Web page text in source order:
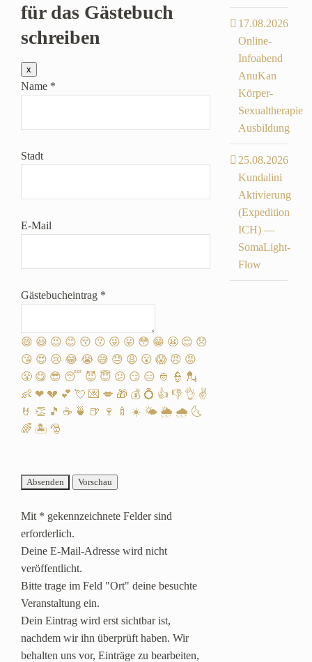
für das Gästebuch
schreiben
x
Formular
ausblenden
Name *
Stadt
E-Mail
Gästebucheintrag *
😄 😃 😉 😊 😚 😗 😜 😛 😳 😁 😬 😌 😞
😘 😍 😢 😂 😭 😅 😓 😩 😮 😱 😠 😡
😤 😋 😎 😴 😈 😇 😕 😏 😑 👲 👮 💂
👶 ❤ 💔 💕 💘 💌 💋 🎁 💰 💍 👍 👎 👌 ✌️
🤘 👏 🎵 ☕️ 🍵 🍺 🍷 🍼 ☀️ 🌤 🌦 🌧 🌜
🌈 🏝 🎅
Mit * gekennzeichnete Felder sind
erforderlich.
Deine E-Mail-Adresse wird nicht
veröffentlicht.
Bitte trage im Feld "Ort" deine besuchte
Veranstaltung ein.
Dein Eintrag wird erst sichtbar ist,
nachdem wir ihn überprüft haben. Wir
behalten uns vor, Einträge zu bearbeiten,
17.08.2026
Online-
Infoabend
AnuKan
Körper-
Sexualtherapie
Ausbildung
25.08.2026
Kundalini
Aktivierung
(Expedition
ICH) —
SomaLight-
Flow